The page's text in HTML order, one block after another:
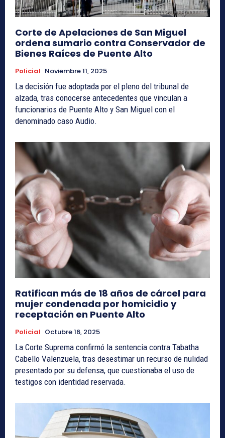
Corte de Apelaciones de San Miguel
ordena sumario contra Conservador de
Bienes Raíces de Puente Alto
Policial Noviembre 11, 2025
La decisión fue adoptada por el pleno del tribunal de
alzada, tras conocerse antecedentes que vinculan a
funcionarios de Puente Alto y San Miguel con el
denominado caso Audio.
Ratifican más de 18 años de cárcel para
mujer condenada por homicidio y
receptación en Puente Alto
Policial Octubre 16, 2025
La Corte Suprema confirmó la sentencia contra Tabatha
Cabello Valenzuela, tras desestimar un recurso de nulidad
presentado por su defensa, que cuestionaba el uso de
testigos con identidad reservada.